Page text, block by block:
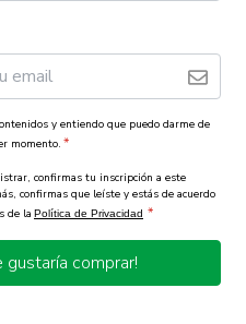
y entiendo que puedo darme de
momento. *
confirmas tu inscripción a este
confirmas que leíste y estás de acuerdo
de la Política de Privacidad *
gustaría comprar!